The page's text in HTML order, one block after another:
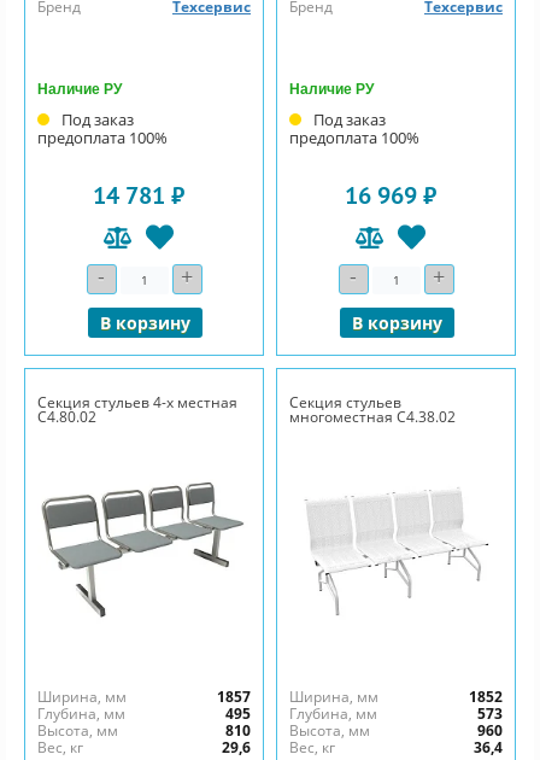
Бренд Техсервис
Наличие РУ
Под заказ
предоплата 100%
14 781 ₽
- Количество+
В корзину
Бренд Техсервис
Наличие РУ
Под заказ
предоплата 100%
16 969 ₽
- Количество+
В корзину
Секция стульев 4-х местная
С4.80.02
Ширина, мм
1857
Глубина, мм
495
Высота, мм
810
Вес, кг
29,6
Секция стульев
многоместная С4.38.02
Ширина, мм
1852
Глубина, мм
573
Высота, мм
960
Вес, кг
36,4